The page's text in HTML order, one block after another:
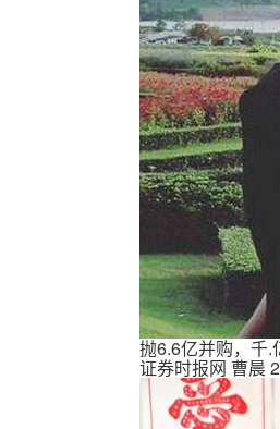
抛6.6亿并购，千.
证券时报网 曹晨